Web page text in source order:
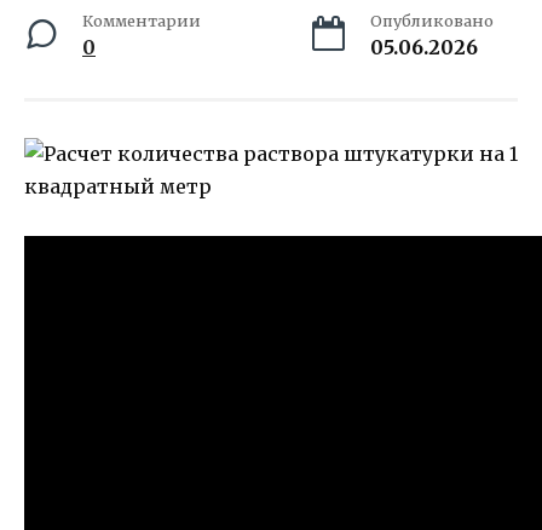
Комментарии
0
Опубликовано
05.06.2026